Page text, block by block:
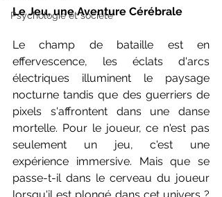
Psychologie et société
Le Jeu, une Aventure Cérébrale
Le champ de bataille est en
effervescence, les éclats d'arcs
électriques illuminent le paysage
nocturne tandis que des guerriers de
pixels s'affrontent dans une danse
mortelle. Pour le joueur, ce n'est pas
seulement un jeu, c'est une
expérience immersive. Mais que se
passe-t-il dans le cerveau du joueur
lorsqu'il est plongé dans cet univers ?